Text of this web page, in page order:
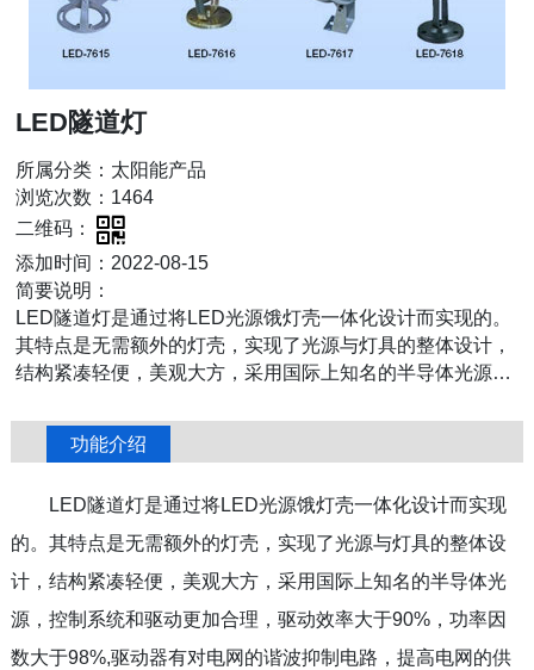
LED隧道灯
所属分类：太阳能产品
浏览次数：1464
二维码：
添加时间：2022-08-15
简要说明：
LED隧道灯是通过将LED光源饿灯壳一体化设计而实现的。
其特点是无需额外的灯壳，实现了光源与灯具的整体设计，
结构紧凑轻便，美观大方，采用国际上知名的半导体光源，
于98%,驱动器有对电网的谐波抑制电路，提高电网的供电质
量，安装维护方便，充分体现了LED光源体积小，重量轻的
道照明灯具的整体更换和新建隧道照明灯具的整体安装，是
新型隧道照明的理想选择。
功能介绍
LED隧道灯是通过将LED光源饿灯壳一体化设计而实现
的。其特点是无需额外的灯壳，实现了光源与灯具的整体设
计，结构紧凑轻便，美观大方，采用国际上知名的半导体光
源，控制系统和驱动更加合理，驱动效率大于90%，功率因
数大于98%,驱动器有对电网的谐波抑制电路，提高电网的供